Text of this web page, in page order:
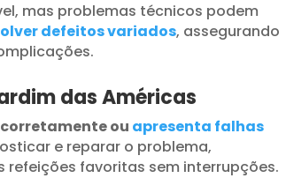
mas problemas técnicos podem
defeitos variados, assegurando
das Américas
ou apresenta falhas
e reparar o problema,
favoritas sem interrupções.